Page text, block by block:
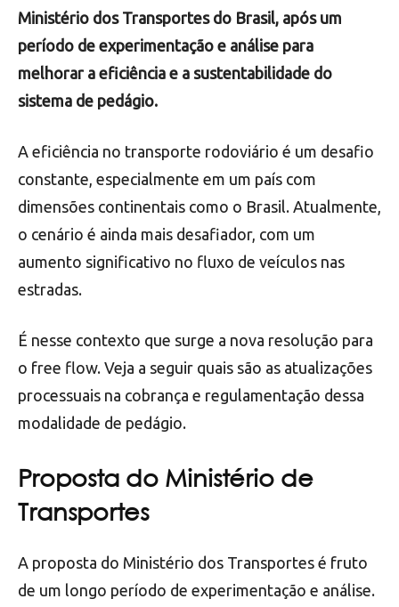
Ministério dos Transportes do Brasil, após um
período de experimentação e análise para
melhorar a eficiência e a sustentabilidade do
sistema de pedágio.
A eficiência no transporte rodoviário é um desafio
constante, especialmente em um país com
dimensões continentais como o Brasil. Atualmente,
o cenário é ainda mais desafiador, com um
aumento significativo no fluxo de veículos nas
estradas.
É nesse contexto que surge a nova resolução para
o free flow. Veja a seguir quais são as atualizações
processuais na cobrança e regulamentação dessa
modalidade de pedágio.
Proposta do Ministério de
Transportes
A proposta do Ministério dos Transportes é fruto
de um longo período de experimentação e análise.